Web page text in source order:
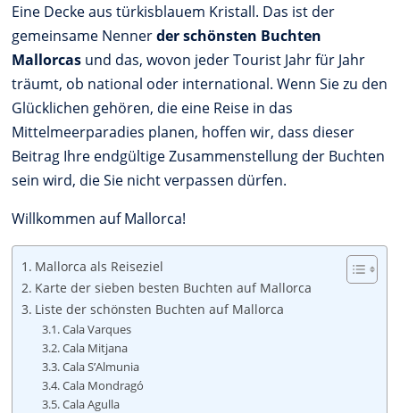
Eine Decke aus türkisblauem Kristall. Das ist der
gemeinsame Nennerder schönsten Buchten
Mallorcas und das, wovon jeder Tourist Jahr für Jahr
träumt, ob national oder international. Wenn Sie zu den
Glücklichen gehören, die eine Reise in das
Mittelmeerparadies planen, hoffen wir, dass dieser
Beitrag Ihre endgültige Zusammenstellung der Buchten
sein wird, die Sie nicht verpassen dürfen.
Willkommen auf Mallorca!
Mallorca als Reiseziel
Karte der sieben besten Buchten auf Mallorca
Liste der schönsten Buchten auf Mallorca
Cala Varques
Cala Mitjana
Cala S’Almunia
Cala Mondragó
Cala Agulla